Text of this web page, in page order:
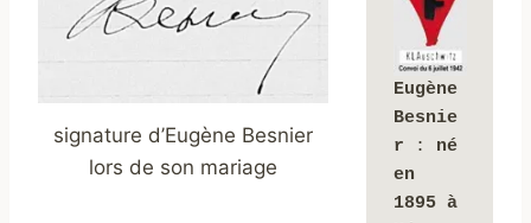
signature d’Eugène Besnier
lors de son mariage
Eugène
Besnie
r : né
en
1895 à